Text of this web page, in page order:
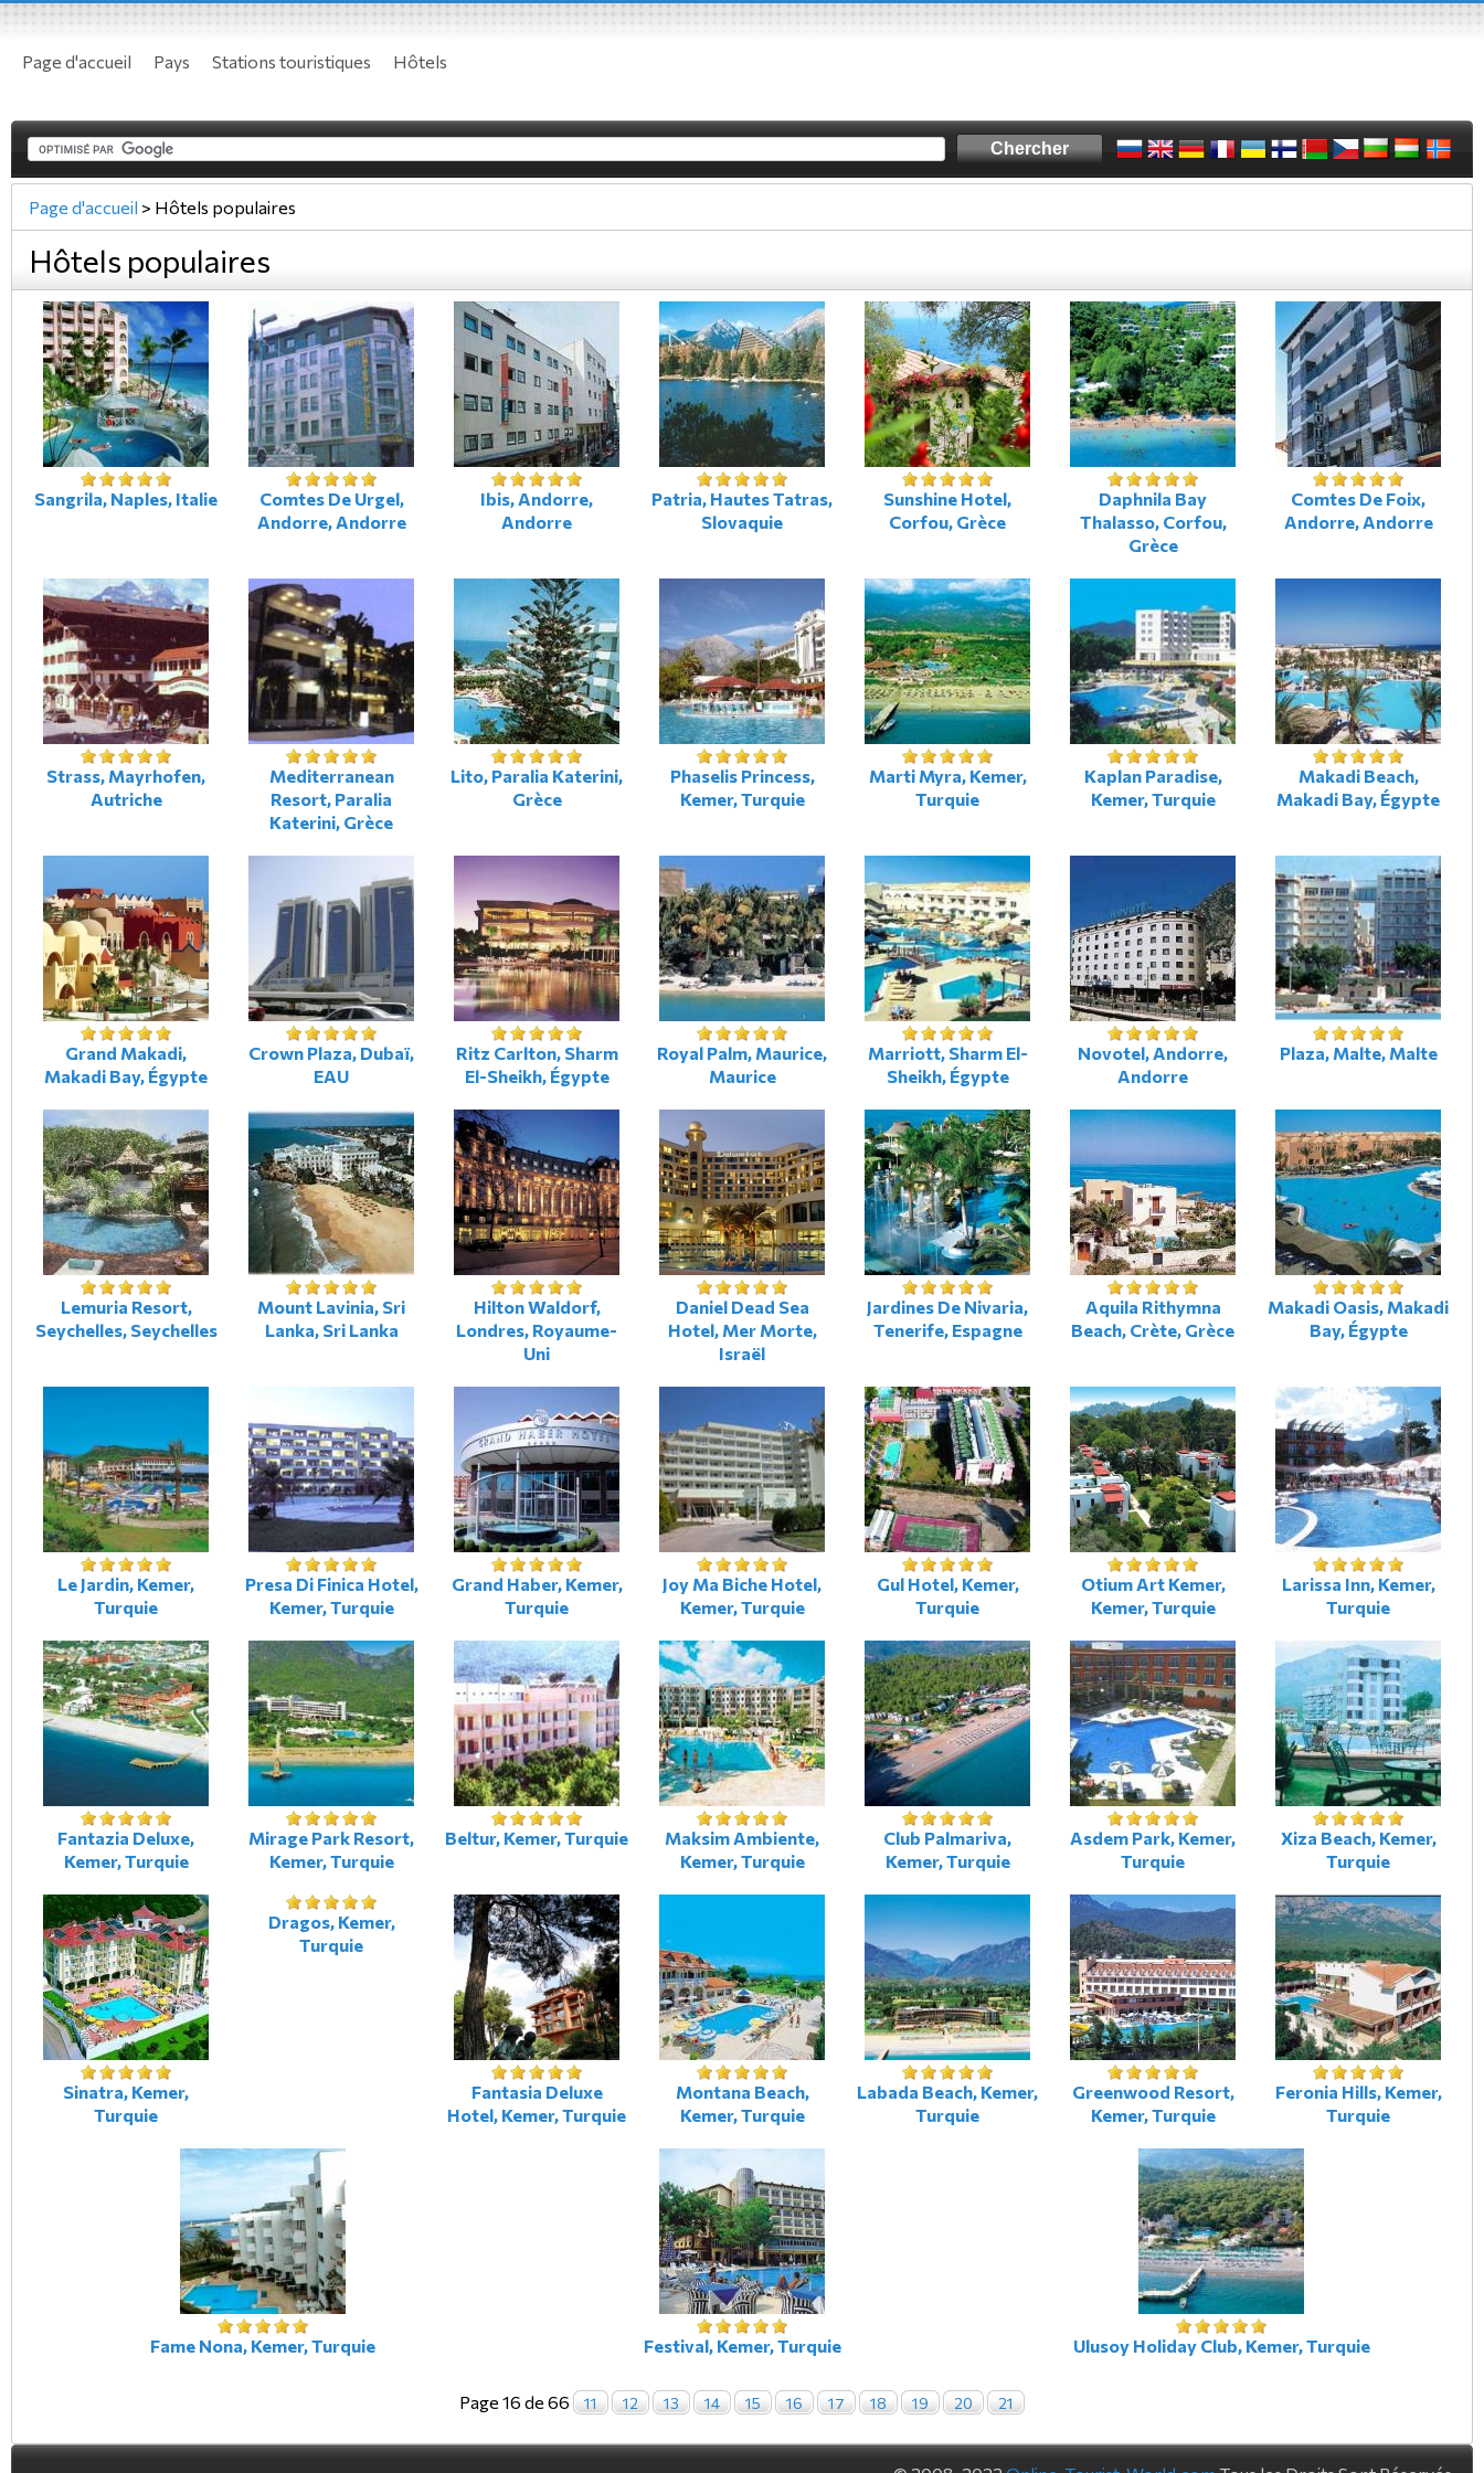
Page d'accueil Pays Stations touristiques Hôtels
Page d'accueil > Hôtels populaires
Hôtels populaires
Sangrila, Naples, Italie
Comtes De Urgel,
Andorre, Andorre
Ibis, Andorre,
Andorre
Patria, Hautes Tatras,
Slovaquie
Sunshine Hotel,
Corfou, Grèce
Daphnila Bay
Thalasso, Corfou,
Grèce
Comtes De Foix,
Andorre, Andorre
Strass, Mayrhofen,
Autriche
Mediterranean
Resort, Paralia
Katerini, Grèce
Lito, Paralia Katerini,
Grèce
Phaselis Princess,
Kemer, Turquie
Marti Myra, Kemer,
Turquie
Kaplan Paradise,
Kemer, Turquie
Makadi Beach,
Makadi Bay, Égypte
Grand Makadi,
Makadi Bay, Égypte
Crown Plaza, Dubaï,
EAU
Ritz Carlton, Sharm
El-Sheikh, Égypte
Royal Palm, Maurice,
Maurice
Marriott, Sharm El-
Sheikh, Égypte
Novotel, Andorre,
Andorre
Plaza, Malte, Malte
Lemuria Resort,
Seychelles, Seychelles
Mount Lavinia, Sri
Lanka, Sri Lanka
Hilton Waldorf,
Londres, Royaume-
Uni
Daniel Dead Sea
Hotel, Mer Morte,
Israël
Jardines De Nivaria,
Tenerife, Espagne
Aquila Rithymna
Beach, Crète, Grèce
Makadi Oasis, Makadi
Bay, Égypte
Le Jardin, Kemer,
Turquie
Presa Di Finica Hotel,
Kemer, Turquie
Grand Haber, Kemer,
Turquie
Joy Ma Biche Hotel,
Kemer, Turquie
Gul Hotel, Kemer,
Turquie
Otium Art Kemer,
Kemer, Turquie
Larissa Inn, Kemer,
Turquie
Fantazia Deluxe,
Kemer, Turquie
Mirage Park Resort,
Kemer, Turquie
Beltur, Kemer, Turquie
Maksim Ambiente,
Kemer, Turquie
Club Palmariva,
Kemer, Turquie
Asdem Park, Kemer,
Turquie
Xiza Beach, Kemer,
Turquie
Sinatra, Kemer,
Turquie
Dragos, Kemer,
Turquie
Fantasia Deluxe
Hotel, Kemer, Turquie
Montana Beach,
Kemer, Turquie
Labada Beach, Kemer,
Turquie
Greenwood Resort,
Kemer, Turquie
Feronia Hills, Kemer,
Turquie
Fame Nona, Kemer, Turquie Festival, Kemer, Turquie Ulusoy Holiday Club, Kemer, Turquie
Page 16 de 66 11 12 13 14 15 16 17 18 19 20 21